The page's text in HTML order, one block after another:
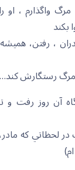
واگذارم ، او
بکند
، رفتن،
مرگ رستگارش کند…
آن روز رفت و
در لحظاتي كه